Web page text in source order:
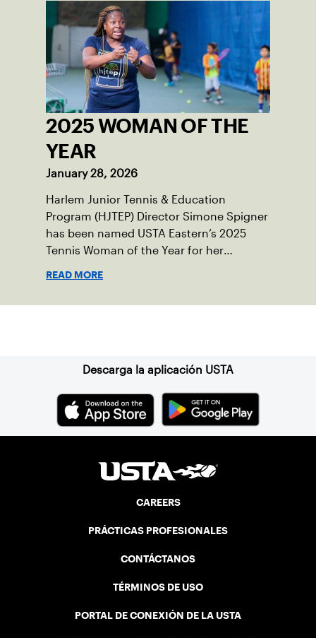
2025 WOMAN OF THE
YEAR
January 28, 2026
Harlem Junior Tennis & Education
Program (HJTEP) Director Simone Spigner
has been named USTA Eastern’s 2025
Tennis Woman of the Year for her
READ MORE
Descarga la aplicación USTA
CAREERS
PRÁCTICAS PROFESIONALES
CONTÁCTANOS
TÉRMINOS DE USO
PORTAL DE CONEXIÓN DE LA USTA